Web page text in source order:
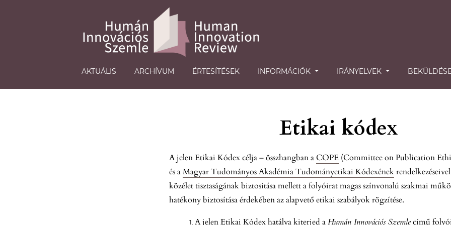
AKTUÁLIS ARCHÍVUM ÉRTESÍTÉSEK INFORMÁCIÓK IRÁNYELVEK
Etikai kódex
A jelen Etikai Kódex célja – összhangban aCOPE (Committee on Publication
és aMagyar Tudományos Akadémia Tudományetikai Kódexének
közélet tisztaságának biztosítása mellett a folyóirat magas színvonalú szakmai
hatékony biztosítása érdekében az alapvető etikai szabályok rögzítése.
A jelen Etikai Kódex hatálya kiterjed aHumán Innovációs Szemlecímű